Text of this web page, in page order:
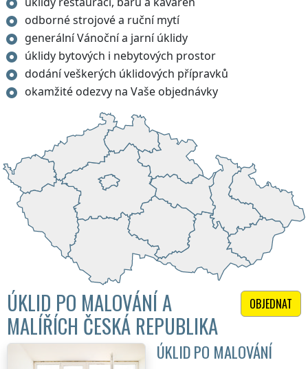
odborné strojové a ruční mytí
generální Vánoční a jarní úklidy
úklidy bytových i nebytových prostor
dodání veškerých úklidových přípravků
okamžité odezvy na Vaše objednávky
OBJEDNAT
ÚKLID PO MALOVÁNÍ A
MALÍŘÍCH ČESKÁ REPUBLIKA
ÚKLID PO MALOVÁNÍ